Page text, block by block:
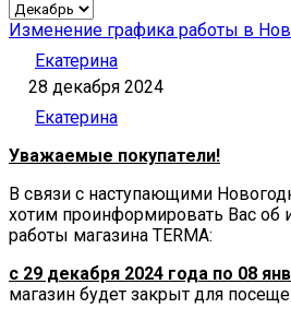
Изменение графика работы в
Екатерина
28 декабря 2024
Екатерина
Уважаемые покупатели!
В связи с наступающими
хотим проинформировать Вас об
работы магазина TERMA:
с 29 декабря 2024 года по 08
магазин будет закрыт для